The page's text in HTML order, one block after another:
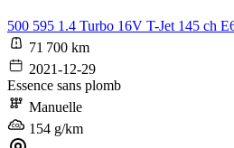
500 595 1.4 Turbo 16V T-Jet 145 ch
71 700 km
2021-12-29
Essence sans plomb
Manuelle
154 g/km